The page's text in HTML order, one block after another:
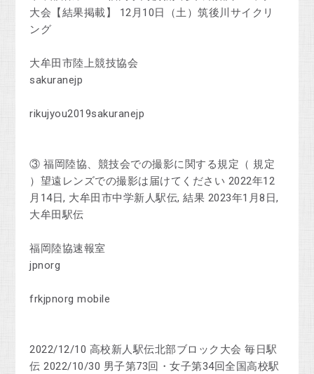
大会【結果掲載】 12月10日（土）筑後川サイクリ
ング
大牟田市陸上競技協会
sakuranejp
rikujyou2019sakuranejp
③ 福岡陸協、競技会での撮影に関する規定（ 規定
）望遠レンズでの撮影は届けてください 2022年12
月14日, 大牟田市中学新人駅伝, 結果 2023年1月8日,
大牟田駅伝
福岡陸協速報室
jpnorg
frkjpnorg mobile
2022/12/10 高校新人駅伝北部ブロック大会 毎日駅
伝 2022/10/30 男子第73回・女子第34回全国高校駅